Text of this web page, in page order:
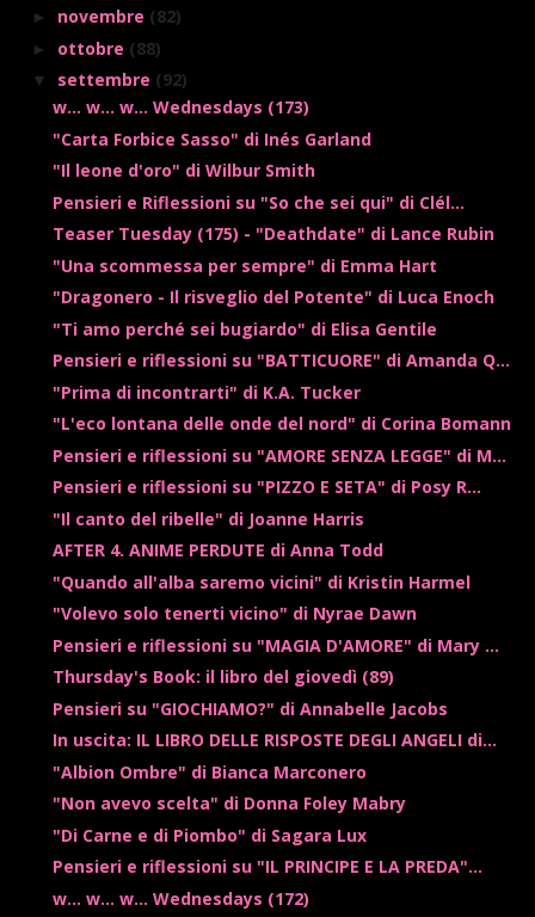
► novembre (82)
► ottobre (88)
▼ settembre (92)
w... w... w... Wednesdays (173)
"Carta Forbice Sasso" di Inés Garland
"Il leone d'oro" di Wilbur Smith
Pensieri e Riflessioni su "So che sei qui" di Clél...
Teaser Tuesday (175) - "Deathdate" di Lance Rubin
"Una scommessa per sempre" di Emma Hart
"Dragonero - Il risveglio del Potente" di Luca Enoch
"Ti amo perché sei bugiardo" di Elisa Gentile
Pensieri e riflessioni su "BATTICUORE" di Amanda Q...
"Prima di incontrarti" di K.A. Tucker
"L'eco lontana delle onde del nord" di Corina Bomann
Pensieri e riflessioni su "AMORE SENZA LEGGE" di M...
Pensieri e riflessioni su "PIZZO E SETA" di Posy R...
"Il canto del ribelle" di Joanne Harris
AFTER 4. ANIME PERDUTE di Anna Todd
"Quando all'alba saremo vicini" di Kristin Harmel
"Volevo solo tenerti vicino" di Nyrae Dawn
Pensieri e riflessioni su "MAGIA D'AMORE" di Mary ...
Thursday's Book: il libro del giovedì (89)
Pensieri su "GIOCHIAMO?" di Annabelle Jacobs
In uscita: IL LIBRO DELLE RISPOSTE DEGLI ANGELI di...
"Albion Ombre" di Bianca Marconero
"Non avevo scelta" di Donna Foley Mabry
"Di Carne e di Piombo" di Sagara Lux
Pensieri e riflessioni su "IL PRINCIPE E LA PREDA"...
w... w... w... Wednesdays (172)